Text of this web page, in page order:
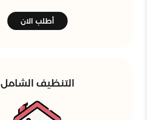
أطلب الان
التنظيف الشامل